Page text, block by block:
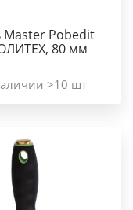
Pobedit
80 мм
>10 шт